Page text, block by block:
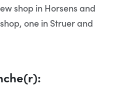
shop in Horsens and
one in Struer and